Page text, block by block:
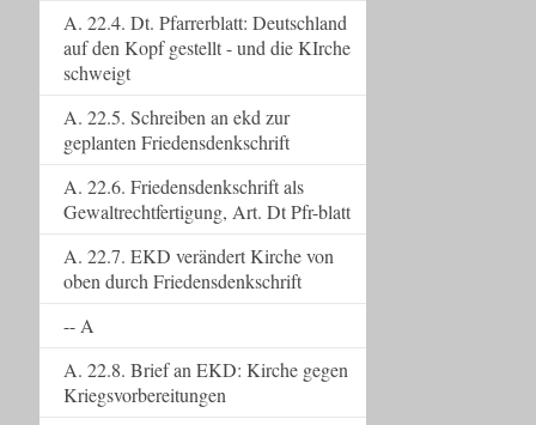
A. 22.4. Dt. Pfarrerblatt: Deutschland
auf den Kopf gestellt - und die KIrche
schweigt
A. 22.5. Schreiben an ekd zur
geplanten Friedensdenkschrift
A. 22.6. Friedensdenkschrift als
Gewaltrechtfertigung, Art. Dt Pfr-blatt
A. 22.7. EKD verändert Kirche von
oben durch Friedensdenkschrift
-- A
A. 22.8. Brief an EKD: Kirche gegen
Kriegsvorbereitungen